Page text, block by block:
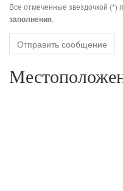
Все отмеченные звездочкой (*)
заполнения.
Отправить сообщение